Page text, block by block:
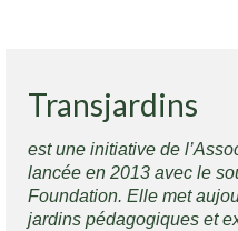
Transjardins
est une initiative de
lancée en 2013 avec le
Foundation. Elle met
jardins pédagogiques et